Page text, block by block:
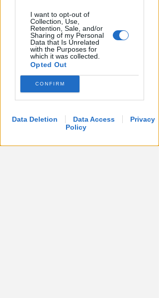
I want to opt-out of
Collection, Use,
Retention, Sale, and/or
Sharing of my Personal
Data that Is Unrelated
with the Purposes for
which it was collected.
Opted Out
CONFIRM
Data Deletion Data Access
Privacy
Policy